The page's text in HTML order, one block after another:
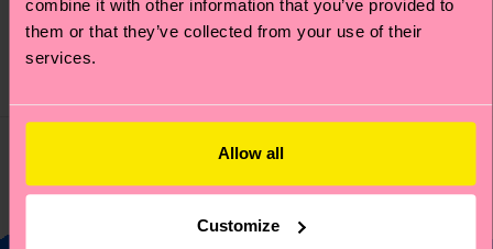
combine it with other information that you’ve provided to
them or that they’ve collected from your use of their
services.
Allow all
Customize
Originalpreis
€ 14
Reduzierter Preis
€ 7
-50%
Originalpreis
€ 14
Reduzierter Preis
€ 7
-50%
Sie haben 4 von 4 Produkten angesehen.